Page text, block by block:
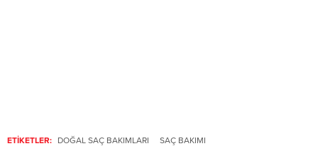
ETİKETLER: DOĞAL SAÇ BAKIMLARI
SAÇ BAKIMI